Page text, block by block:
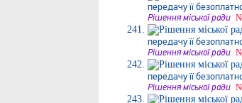
передачу її
Рішення міської ради
передачу її
Рішення міської ради
передачу її
Рішення міської ради